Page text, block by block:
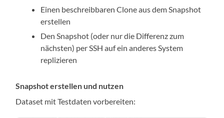
Einen beschreibbaren Clone aus dem Snapshot
erstellen
Den Snapshot (oder nur die Differenz zum
nächsten) per SSH auf ein anderes System
replizieren
Snapshot erstellen und nutzen
Dataset mit Testdaten vorbereiten: